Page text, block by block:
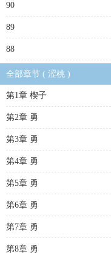
90
89
88
全部章节 ( 涩桃 )
第1章 楔子
第2章 勇
第3章 勇
第4章 勇
第5章 勇
第6章 勇
第7章 勇
第8章 勇